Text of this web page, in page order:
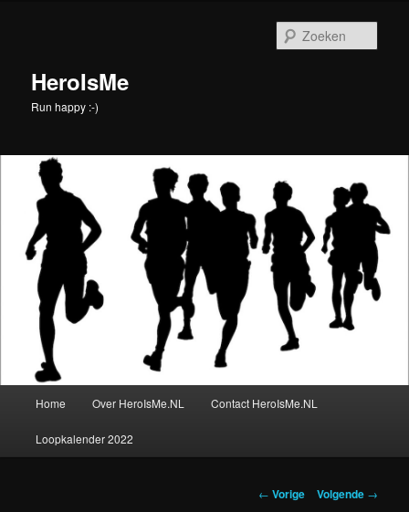
inhoudHeroIsMe
Run happy :-)
Home Over HeroIsMe.NL Contact HeroIsMe.NL
Loopkalender 2022
Berichtnavigatie
← Vorige Volgende →